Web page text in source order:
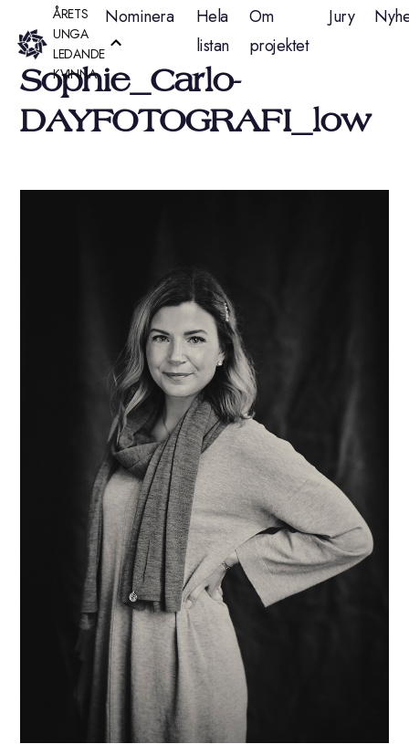
Hoppa
till
innehåll
ÅRETS
UNGA
LEDANDE
KVINNA
Nominera
Hela
listan
Om
projektet
Jury
Sophie_Carlo-
DAYFOTOGRAFI_low